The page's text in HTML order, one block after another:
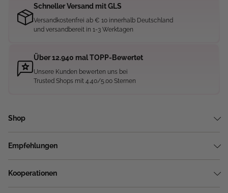
Schneller Versand mit GLS
Versandkostenfrei ab € 10 innerhalb Deutschland
und versandbereit in 1-3 Werktagen
Über 12.940 mal TOPP-Bewertet
Unsere Kunden bewerten uns bei
Trusted Shops mit 4.40/5.00 Sternen
Shop
Empfehlungen
Kooperationen